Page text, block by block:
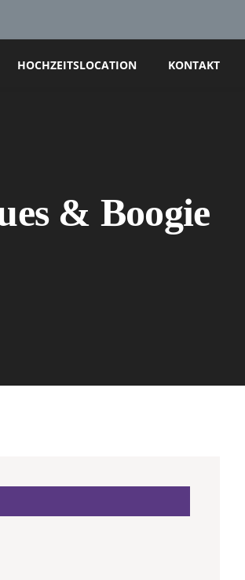
HOCHZEITSLOCATION KONTAKT
& Boogie